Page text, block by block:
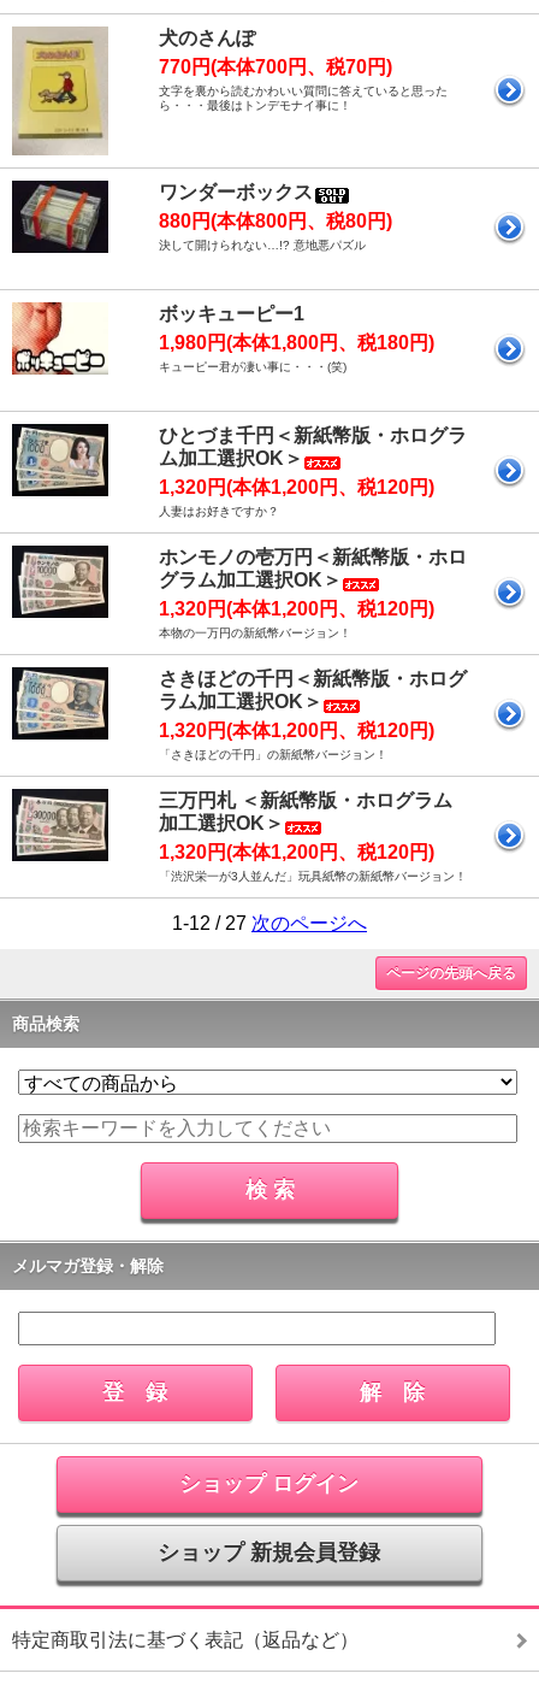
犬のさんぽ
770円(本体700円、税70円)
文字を裏から読むかわいい質問に答えていると思った
ら・・・最後はトンデモナイ事に！
ワンダーボックス
880円(本体800円、税80円)
決して開けられない…!? 意地悪パズル
ボッキューピー1
1,980円(本体1,800円、税180円)
キューピー君が凄い事に・・・(笑)
ひとづま千円＜新紙幣版・ホログラ
ム加工選択OK＞
1,320円(本体1,200円、税120円)
人妻はお好きですか？
ホンモノの壱万円＜新紙幣版・ホロ
グラム加工選択OK＞
1,320円(本体1,200円、税120円)
本物の一万円の新紙幣バージョン！
さきほどの千円＜新紙幣版・ホログ
ラム加工選択OK＞
1,320円(本体1,200円、税120円)
「さきほどの千円」の新紙幣バージョン！
三万円札 ＜新紙幣版・ホログラム
加工選択OK＞
1,320円(本体1,200円、税120円)
「渋沢栄一が3人並んだ」玩具紙幣の新紙幣バージョン！
1-12 / 27 次のページへ
ページの先頭へ戻る
商品検索
メルマガ登録・解除
ショップ ログイン
ショップ 新規会員登録
特定商取引法に基づく表記（返品など）